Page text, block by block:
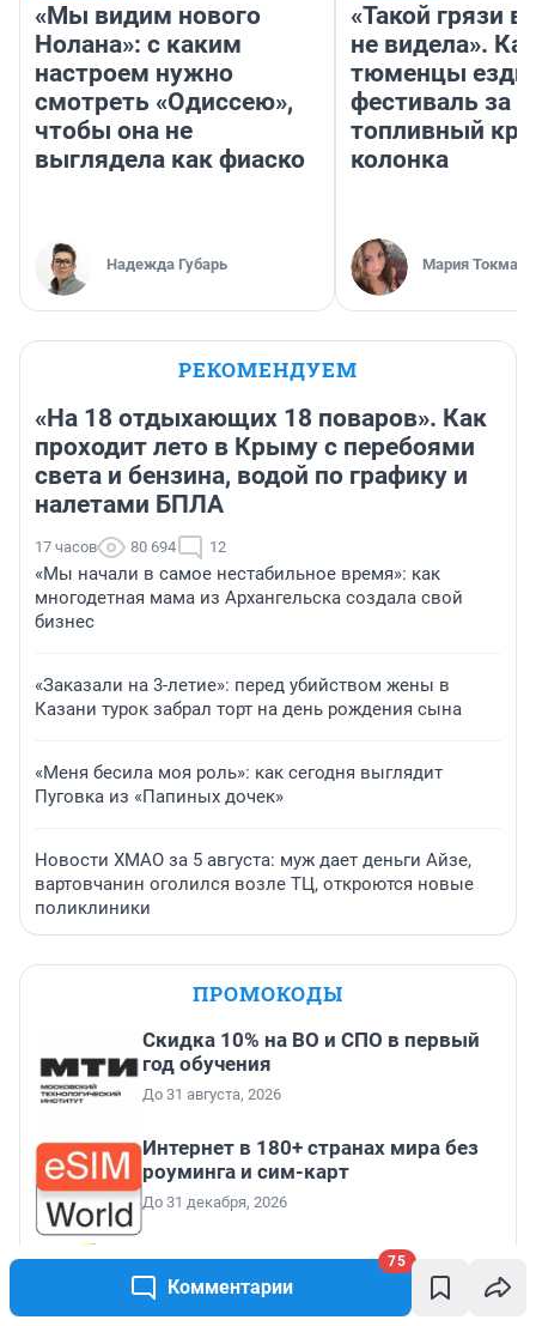
Комментарии
75
«Мы видим нового
Нолана»: с каким
настроем нужно
смотреть «Одиссею»,
чтобы она не
выглядела как фиаско
Надежда Губарь
«Такой грязи
не видела».
тюменцы
фестиваль за
топливный
колонка
Мария
РЕКОМЕНДУЕМ
«На 18 отдыхающих 18 поваров». Как
проходит лето в Крыму с перебоями
света и бензина, водой по графику и
налетами БПЛА
17 часов 80 694 12
«Мы начали в самое нестабильное время»: как
многодетная мама из Архангельска создала свой
бизнес
«Заказали на 3-летие»: перед убийством жены в
Казани турок забрал торт на день рождения сына
«Меня бесила моя роль»: как сегодня выглядит
Пуговка из «Папиных дочек»
Новости ХМАО за 5 августа: муж дает деньги Айзе,
вартовчанин оголился возле ТЦ, откроются новые
поликлиники
ПРОМОКОДЫ
Скидка 10% на ВО и СПО в первый
год обучения
До 31 августа, 2026
Интернет в 180+ странах мира без
роуминга и сим-карт
До 31 декабря, 2026
Получить скидку на первую и
повторную покупку билетов на
Яндекс Афише